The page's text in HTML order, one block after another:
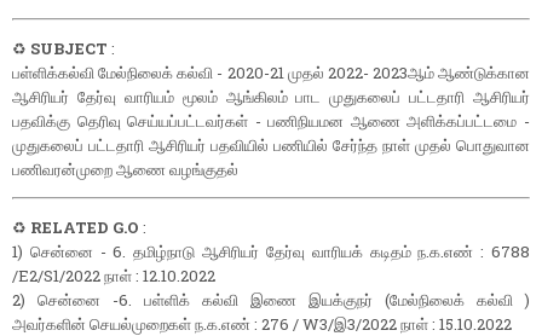
♻️ SUBJECT :
பள்ளிக்கல்வி மேல்நிலைக் கல்வி - 2020-21 முதல் 2022- 2023ஆம் ஆண்டுக்கான
ஆசிரியர் தேர்வு வாரியம் மூலம் ஆங்கிலம் பாட முதுகலைப் பட்டதாரி ஆசிரியர்
பதவிக்கு தெரிவு செய்யப்பட்டவர்கள் - பணிநியமன ஆணை அளிக்கப்பட்டமை -
முதுகலைப் பட்டதாரி ஆசிரியர் பதவியில் பணியில் சேர்ந்த நாள் முதல் பொதுவான
பணிவரன்முறை ஆணை வழங்குதல்
♻️ RELATED G.O :
1) சென்னை - 6. தமிழ்நாடு ஆசிரியர் தேர்வு வாரியக் கடிதம் ந.க.எண் : 6788
/E2/S1/2022 நாள் : 12.10.2022
2) சென்னை -6. பள்ளிக் கல்வி இணை இயக்குநர் (மேல்நிலைக் கல்வி )
அவர்களின் செயல்முறைகள் ந.க.எண் : 276 / W3/இ3/2022 நாள் : 15.10.2022